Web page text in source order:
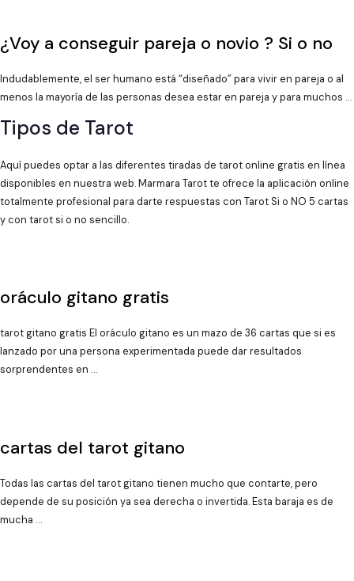
¿Voy a conseguir pareja o novio ? Si o no
Indudablemente, el ser humano está “diseñado” para vivir en pareja o al
menos la mayoría de las personas desea estar en pareja y para muchos …
Tipos de Tarot
Aquí puedes optar a las diferentes tiradas de tarot online gratis en línea
disponibles en nuestra web. Marmara Tarot te ofrece la aplicación online
totalmente profesional para darte respuestas con Tarot Si o NO 5 cartas
y con tarot si o no sencillo.
oráculo gitano gratis
tarot gitano gratis El oráculo gitano es un mazo de 36 cartas que si es
lanzado por una persona experimentada puede dar resultados
sorprendentes en …
cartas del tarot gitano
Todas las cartas del tarot gitano tienen mucho que contarte, pero
depende de su posición ya sea derecha o invertida. Esta baraja es de
mucha …